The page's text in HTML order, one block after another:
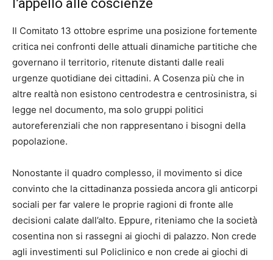
l’appello alle coscienze
Il Comitato 13 ottobre esprime una posizione fortemente
critica nei confronti delle attuali dinamiche partitiche che
governano il territorio, ritenute distanti dalle reali
urgenze quotidiane dei cittadini. A Cosenza più che in
altre realtà non esistono centrodestra e centrosinistra, si
legge nel documento, ma solo gruppi politici
autoreferenziali che non rappresentano i bisogni della
popolazione.
Nonostante il quadro complesso, il movimento si dice
convinto che la cittadinanza possieda ancora gli anticorpi
sociali per far valere le proprie ragioni di fronte alle
decisioni calate dall’alto. Eppure, riteniamo che la società
cosentina non si rassegni ai giochi di palazzo. Non crede
agli investimenti sul Policlinico e non crede ai giochi di